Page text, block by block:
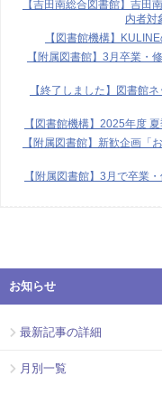
【吉田南総合図書館】吉
内者対
【図書館機構】
【附属図書館】3月卒業・
【終了しました】図書館
【図書館機構】2025年度
【附属図書館】新歓企画「
【附属図書館】3月で卒業
お知らせ
最新記事の詳細
月別一覧